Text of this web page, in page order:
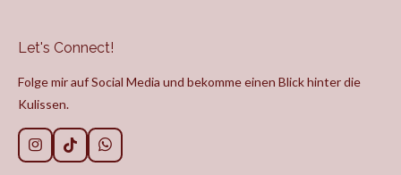
Let's Connect!
Folge mir auf Social Media und bekomme einen Blick hinter die
Kulissen.
I
T
W